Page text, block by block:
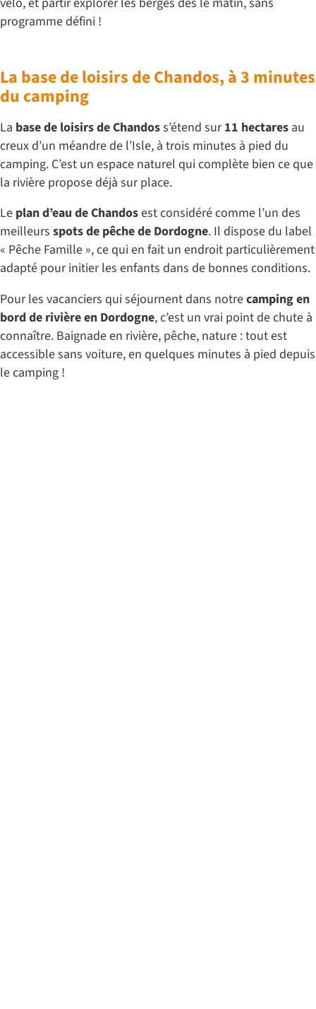
programme défini !
La base de loisirs de Chandos, à 3 minutes
du camping
La base de loisirs de Chandoss’étend sur11 hectares au
creux d’un méandre de l’Isle, à trois minutes à pied du
camping. C’est un espace naturel qui complète bien ce que
la rivière propose déjà sur place.
Le plan d’eau de Chandosest considéré comme l’un des
meilleurs spots de pêche de Dordogne. Il dispose du label
« Pêche Famille », ce qui en fait un endroit particulièrement
adapté pour initier les enfants dans de bonnes conditions.
Pour les vacanciers qui séjournent dans notrecamping en
bord de rivière en Dordogne, c’est un vrai point de chute à
connaître. Baignade en rivière, pêche, nature : tout est
accessible sans voiture, en quelques minutes à pied depuis
le camping !